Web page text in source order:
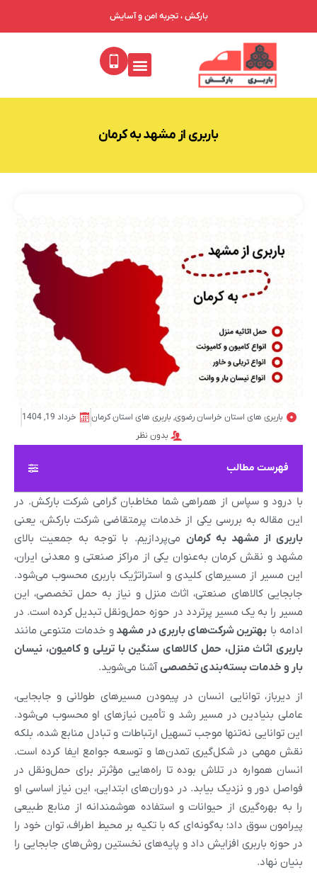
بارکش ، تجربه امن و آسایش
باربری از مشهد به کرمان
باربری های استان خراسان رضوی,باربری های استان کرمان
خرداد 19, 1404
بدون نظر
فهرست مطالب
با درود و سپاس از همراهی شما مخاطبان گرامی شرکت بارکش. در
این مقاله به بررسی یکی از خدمات پرمتقاضی شرکت بارکش، یعنی
باربری از مشهد به کرمان می‌پردازیم. با توجه به جمعیت بالای
مشهد و نقش کرمان به‌عنوان یکی از مراکز صنعتی و معدنی ایران،
این مسیر از مسیرهای کلیدی و استراتژیک باربری محسوب می‌شود.
جابجایی کالاهای صنعتی، اثاث منزل و نیاز به حمل تخصصی، این
مسیر را به یک مسیر پرتردد در حوزه حمل‌ونقل تبدیل کرده است. در
ادامه با بهترین شرکت‌های باربری در مشهدو خدمات متنوعی مانند
باربری اثاث منزل، حمل کالاهای سنگین با تریلی و کامیون، نیسان
بار و خدمات بسته‌بندی تخصصیآشنا می‌شوید.
از دیرباز، توانایی انسان در پیمودن مسیرهای طولانی و جابجایی،
عاملی بنیادین در مسیر رشد و تأمین نیازهای او محسوب می‌شود.
این توانایی نه‌تنها موجب تسهیل ارتباطات و تبادل منابع شده، بلکه
نقش مهمی در شکل‌گیری تمدن‌ها و توسعه جوامع ایفا کرده است.
انسان همواره در تلاش بوده تا راه‌هایی مؤثرتر برای حمل‌ونقل در
فواصل دور و نزدیک بیابد. در دوران‌های ابتدایی، این نیاز اساسی او
را به بهره‌گیری از حیوانات و استفاده هوشمندانه از منابع طبیعی
پیرامون سوق داد؛ به‌گونه‌ای که با تکیه بر محیط اطراف، توان خود را
در حوزه باربری افزایش داد و پایه‌های نخستین روش‌های جابجایی را
بنیان نهاد.